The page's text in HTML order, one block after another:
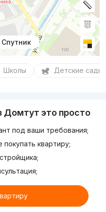
Спутник
Школы Детские сады
Домтут это просто
под ваши требования;
квартиру;